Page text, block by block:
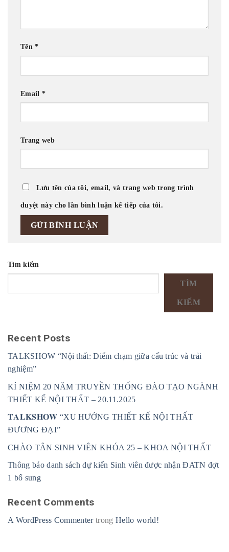
Tên*
Email *
Trang web
Lưu tên của tôi, email, và trang web trong trình
duyệt này cho lần bình luận kế tiếp của tôi.
Tìm kiếm
TÌM
KIẾM
Recent Posts
TALKSHOW “Nội thất: Điểm chạm giữa cấu trúc và trải
nghiệm”
KỈ NIỆM 20 NĂM TRUYỀN THỐNG ĐÀO TẠO NGÀNH
THIẾT KẾ NỘI THẤT – 20.11.2025
𝐓𝐀𝐋𝐊𝐒𝐇𝐎𝐖 “XU HƯỚNG THIẾT KẾ NỘI THẤT
ĐƯƠNG ĐẠI”
CHÀO TÂN SINH VIÊN KHÓA 25 – KHOA NỘI THẤT
Thông báo danh sách dự kiến Sinh viên được nhận ĐATN đợt
1 bổ sung
Recent Comments
A WordPress Commentertrong Hello world!